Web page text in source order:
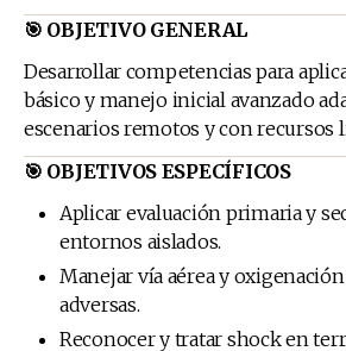
🎯 OBJETIVO GENERAL
Desarrollar competencias para
básico y manejo inicial avanzado
escenarios remotos y con recursos
🎯 OBJETIVOS ESPECÍFICOS
Aplicar evaluación primaria y
entornos aislados.
Manejar vía aérea y
adversas.
Reconocer y tratar shock en